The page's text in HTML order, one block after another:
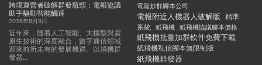
跨境運營者破解群發瓶頸：電報協議
助手驅動智能觸達
2026年8月8日
近年來，随着人工智能、大模型與雲
原生技術的深度融合，數字通信領域
迎來前所未有的發展機遇。以飛機群
發器...
電報炒群腳本公司
電報附近人機器人破解版 精準
系統 紙飛機 紙飛機協議腳本價格
紙飛機批量加群軟件免費下載
紙飛機私信腳本無限制版
紙飛機群發器